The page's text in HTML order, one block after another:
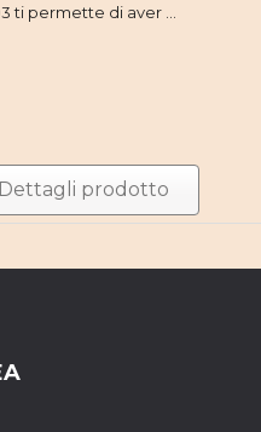
ti permette di aver ...
Dettagli prodotto